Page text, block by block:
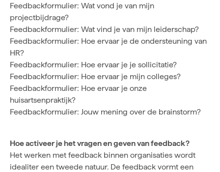
Feedbackformulier: Wat vond je van mijn
projectbijdrage?
Feedbackformulier: Wat vind je van mijn leiderschap?
Feedbackformulier: Hoe ervaar je de ondersteuning van
HR?
Feedbackformulier: Hoe ervaar je je sollicitatie?
Feedbackformulier: Hoe ervaar je mijn colleges?
Feedbackformulier: Hoe ervaar je onze
huisartsenpraktijk?
Feedbackformulier: Jouw mening over de brainstorm?
Hoe activeer je het vragen en geven van feedback?
Het werken met feedback binnen organisaties wordt
idealiter een tweede natuur. De feedback vormt een